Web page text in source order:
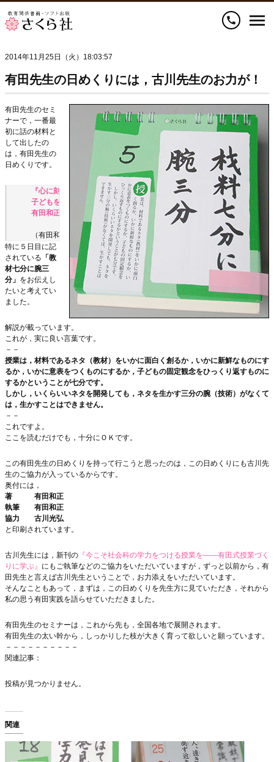
call
2014年11月25日（火）18:03:57
有田先生の日めくりには，古川先生のお力が！
有田先生のセミ
ナーで，一番最
初に話の材料と
して出したの
は，有田先生の
日めくりです。
『心に刻む日めくり言葉
子どもを育てるための
有田和正 　追究』
（有田和正著）
特に５日目に記
されている 「教
材七分に腕三
分」 をお伝えし
たいと考えてい
ました。
解説が載っています。
これが，実に良い言葉です。
－－
授業は，材料であるネタ（教材）をいかに面白く創るか，いかに新鮮なものにす
るか，いかに意表をつくものにするか，子どもの固定観念をひっくり返すものに
するかということが七分です。
しかし，いくらいいネタを開発しても，ネタを生かす三分の腕（技術）がなくて
は，生かすことはできません。
－－
これですよ。
ここを読むだけでも，十分にＯＫです。
この有田先生の日めくりを持って行こうと思ったのは，この日めくりにも古川先
生のご協力が入っているからです。
奥付には，
著 有田和正
執筆 有田和正
協力 古川光弘
と印刷されています。
古川先生には，新刊の 『今こそ社会科の学力をつける授業を――有田式授業づく
りに学ぶ』 にもご執筆などのご協力をいただいていますが，ずっと以前から，有
田先生と言えば古川先生ということで，お力添えをいただいています。
そんなこともあって，まずは，この日めくりを先生方に見ていただき，それから
私の思う有田実践を語らせていただきました。
有田先生のセミナーは，これから先も，全国各地で展開されます。
有田先生の太い幹から，しっかりした枝が大きく育って欲しいと願っています。
－－－－－－－－－－
関連記事：
投稿が見つかりません。
関連